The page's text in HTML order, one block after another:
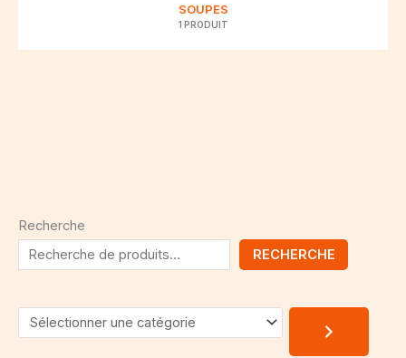
Recherche
RECHERCHE
SOUPES
1 PRODUIT